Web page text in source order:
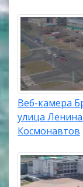
Веб-камера
улица
Космонавтов